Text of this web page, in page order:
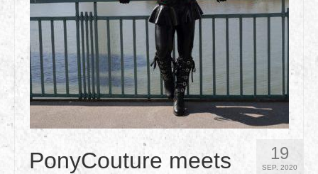
Kontakt
19
SEP. 2020
PonyCouture meets